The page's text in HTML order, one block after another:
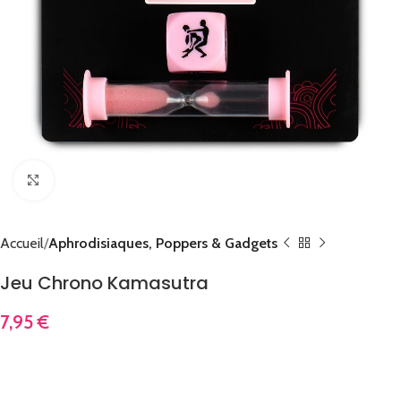
Accueil Aphrodisiaques, Poppers & Gadgets
Jeu Chrono Kamasutra
7,95€